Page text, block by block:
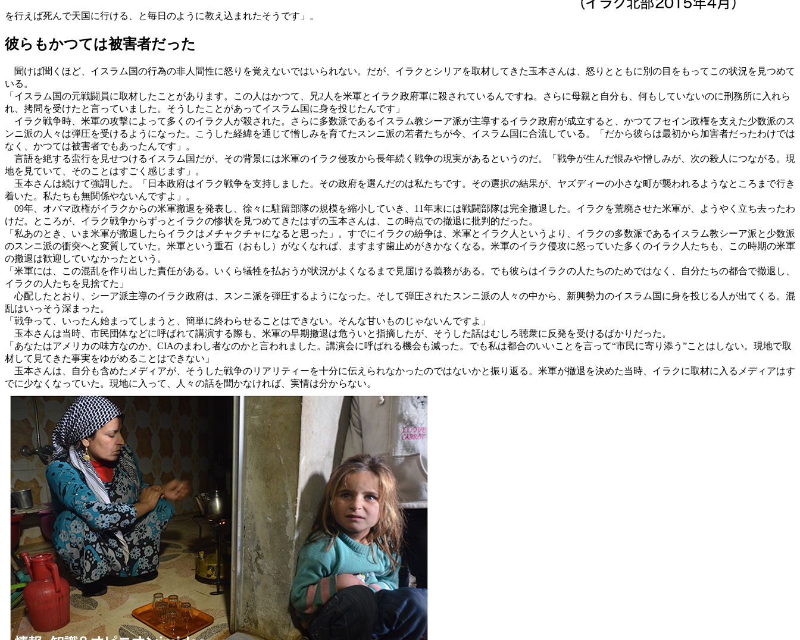
を行えば死んで天国に行ける、と毎日のように教え込まれたそうです」。
彼らもかつては被害者だった
聞けば聞くほど、イスラム国の行為の非人間性に怒りを覚えないではいられない。だが、イラクとシリアを取材してきた玉本さんは、怒りとともに別の目をもってこの状況を見つめて
いる。
「イスラム国の元戦闘員に取材したことがあります。この人はかつて、兄2人を米軍とイラク政府軍に殺されているんですね。さらに母親と自分も、何もしていないのに刑務所に入れら
れ、拷問を受けたと言っていました。そうしたことがあってイスラム国に身を投じたんです」
イラク戦争時、米軍の攻撃によって多くのイラク人が殺された。さらに多数派であるイスラム教シーア派が主導するイラク政府が成立すると、かつてフセイン政権を支えた少数派のス
ンニ派の人々は弾圧を受けるようになった。こうした経緯を通じて憎しみを育てたスンニ派の若者たちが今、イスラム国に合流している。「だから彼らは最初から加害者だったわけでは
なく、かつては被害者でもあったんです」。
言語を絶する蛮行を見せつけるイスラム国だが、その背景には米軍のイラク侵攻から長年続く戦争の現実があるというのだ。「戦争が生んだ恨みや憎しみが、次の殺人につながる。現
地を見ていて、そのことはすごく感じます」。
玉本さんは続けて強調した。「日本政府はイラク戦争を支持しました。その政府を選んだのは私たちです。その選択の結果が、ヤズディーの小さな町が襲われるようなところまで行き
着いた。私たちも無関係やないんですよ」。
09年、オバマ政権がイラクからの米軍撤退を発表し、徐々に駐留部隊の規模を縮小していき、11年末には戦闘部隊は完全撤退した。イラクを荒廃させた米軍が、ようやく立ち去ったわ
けだ。ところが、イラク戦争からずっとイラクの惨状を見つめてきたはずの玉本さんは、この時点での撤退に批判的だった。
「私あのとき、いま米軍が撤退したらイラクはメチャクチャになると思った」。すでにイラクの紛争は、米軍とイラク人というより、イラクの多数派であるイスラム教シーア派と少数派
のスンニ派の衝突へと変質していた。米軍という重石（おもし）がなくなれば、ますます歯止めがきかなくなる。米軍のイラク侵攻に怒っていた多くのイラク人たちも、この時期の米軍
の撤退は歓迎していなかったという。
「米軍には、この混乱を作り出した責任がある。いくら犠牲を払おうが状況がよくなるまで見届ける義務がある。でも彼らはイラクの人たちのためではなく、自分たちの都合で撤退し、
イラクの人たちを見捨てた」
心配したとおり、シーア派主導のイラク政府は、スンニ派を弾圧するようになった。そして弾圧されたスンニ派の人々の中から、新興勢力のイスラム国に身を投じる人が出てくる。混
乱はいっそう深まった。
「戦争って、いったん始まってしまうと、簡単に終わらせることはできない。そんな甘いものじゃないんですよ」
玉本さんは当時、市民団体などに呼ばれて講演する際も、米軍の早期撤退は危ういと指摘したが、そうした話はむしろ聴衆に反発を受けるばかりだった。
「あなたはアメリカの味方なのか、CIAのまわし者なのかと言われました。講演会に呼ばれる機会も減った。でも私は都合のいいことを言って“市民に寄り添う”ことはしない。現地で取
材して見てきた事実をゆがめることはできない」
玉本さんは、自分も含めたメディアが、そうした戦争のリアリティーを十分に伝えられなかったのではないかと振り返る。米軍が撤退を決めた当時、イラクに取材に入るメディアはす
でに少なくなっていた。現地に入って、人々の話を聞かなければ、実情は分からない。